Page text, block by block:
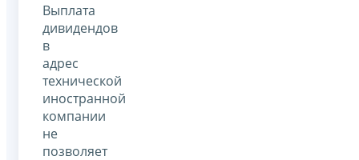
Выплата
дивидендов
в
адрес
технической
иностранной
компании
не
позволяет